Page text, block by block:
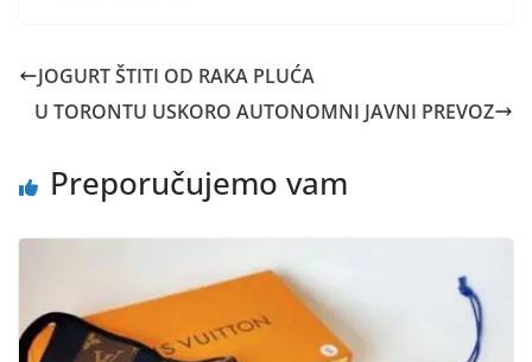
JOGURT ŠTITI OD RAKA PLUĆA
U TORONTU USKORO AUTONOMNI JAVNI PREVOZ
Preporučujemo vam